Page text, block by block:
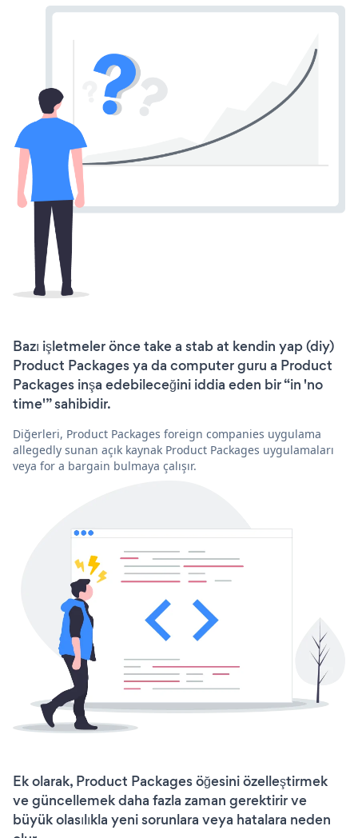
Bazı işletmeler önce take a stab at kendin yap (diy)
Product Packages ya da computer guru a Product
Packages inşa edebileceğini iddia eden bir “in 'no
time'” sahibidir.
Diğerleri, Product Packages foreign companies uygulama
allegedly sunan açık kaynak Product Packages uygulamaları
veya for a bargain bulmaya çalışır.
Ek olarak, Product Packages öğesini özelleştirmek
ve güncellemek daha fazla zaman gerektirir ve
büyük olasılıkla yeni sorunlara veya hatalara neden